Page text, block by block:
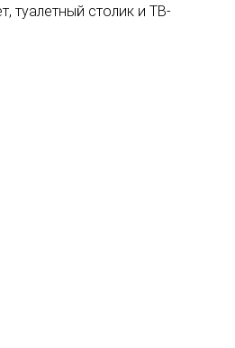
туалетный столик и ТВ-